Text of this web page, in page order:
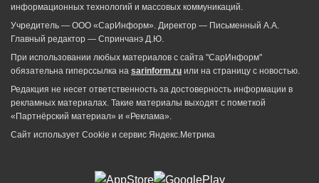
информационных технологий и массовых коммуникаций.
Учредитель — ООО «СарИнформ». Директор — Письменный А.А.
Главный редактор — Спринчанэ Д.Ю.
При использовании любых материалов с сайта "СарИнформ"
обязательна гиперссылка на sarinform.ru или на страницу с новостью.
Редакция не несет ответственность за достоверность информации в
рекламных материалах. Такие материалы выходят с пометкой
«Партнёрский материал» и «Реклама».
Сайт использует Cookie и сервиc Яндекс.Метрика